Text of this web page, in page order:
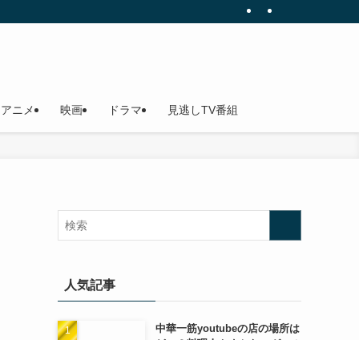
アニメ 映画 ドラマ 見逃しTV番組
人気記事
中華一筋youtubeの店の場所は